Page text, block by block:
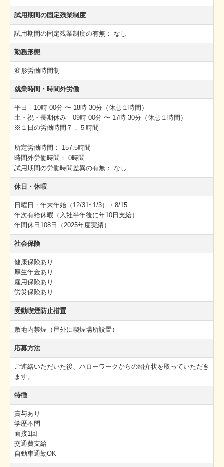
試用期間の固定残業制度
試用期間の固定残業制度の有無： なし
勤務形態
変形労働時間制
就業時間・時間外労働
平日 10時 00分 〜 18時 30分（休憩１時間）
土・祝・長期休み 09時 00分 〜 17時 30分（休憩１時間）
※１日の労働時間７．５時間
所定労働時間： 157.5時間
時間外労働時間： 0時間
試用期間の労働時間差異の有無： なし
休日・休暇
日曜日・年末年始（12/31~1/3）・8/15
年次有給休暇（入社半年後に年10日支給）
年間休日108日（2025年度実績）
社会保険
健康保険あり
厚生年金あり
雇用保険あり
労災保険あり
受動喫煙防止措置
敷地内禁煙（屋外に喫煙場所設置）
応募方法
ご連絡いただいた後、ハローワークからの紹介状を取っていただき
ます。
特徴
賞与あり
学歴不問
面接1回
交通費支給
自動車通勤OK